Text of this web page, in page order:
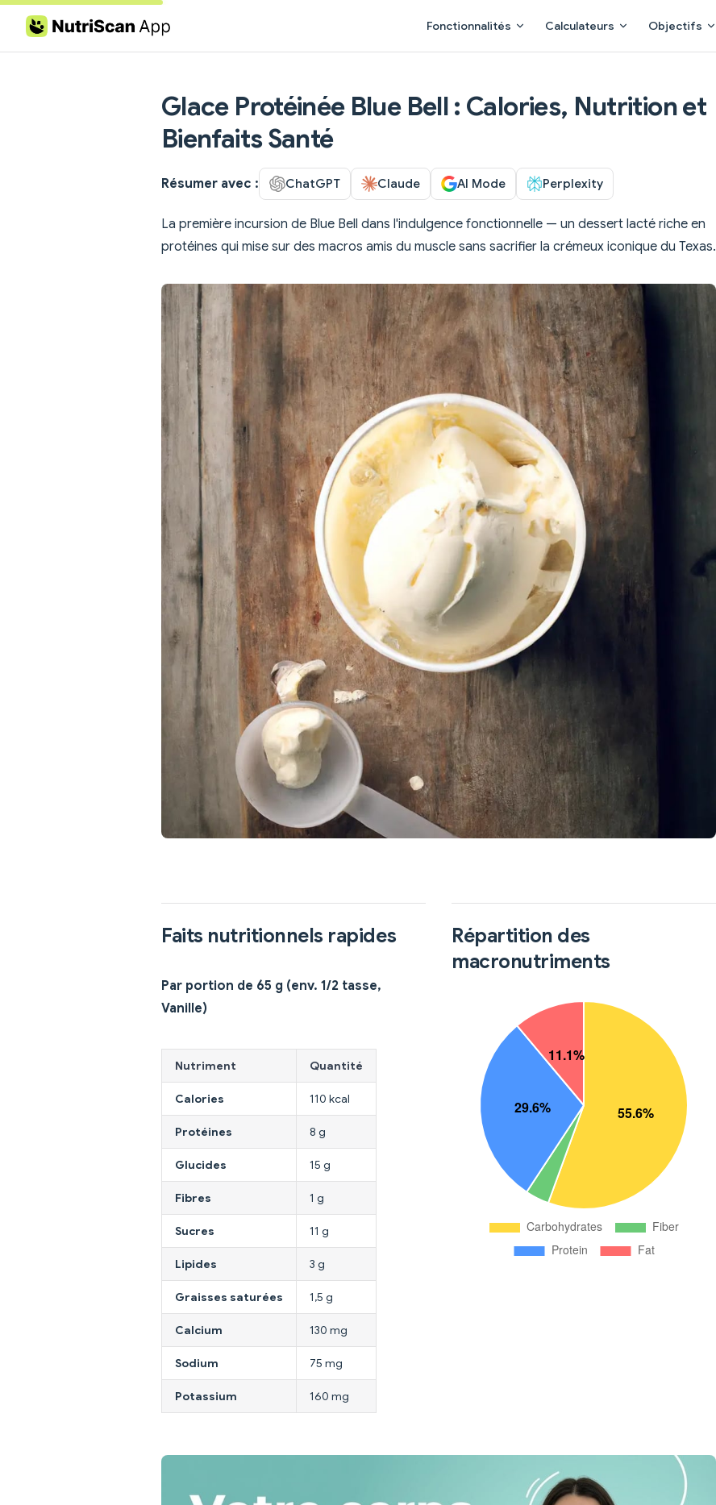
Skip to content Fonctionnalités Calculateurs Objectifs
Glace Protéinée Blue Bell : Calories, Nutrition et
Bienfaits Santé
Résumer avec : ChatGPT Claude AI Mode Perplexity
La première incursion de Blue Bell dans l'indulgence fonctionnelle — un dessert lacté riche en
protéines qui mise sur des macros amis du muscle sans sacrifier la crémeux iconique du Texas.
Faits nutritionnels rapides
Par portion de 65 g (env. 1/2 tasse,
Vanille)
Nutriment Quantité
Calories 110 kcal
Protéines 8 g
Glucides 15 g
Fibres 1 g
Sucres 11 g
Lipides 3 g
Graisses saturées 1,5 g
Calcium 130 mg
Sodium 75 mg
Potassium 160 mg
Répartition des
macronutriments